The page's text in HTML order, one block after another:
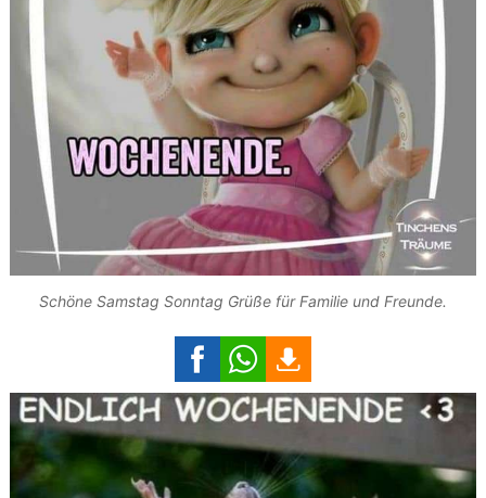
Schöne Samstag Sonntag Grüße für Familie und Freunde.